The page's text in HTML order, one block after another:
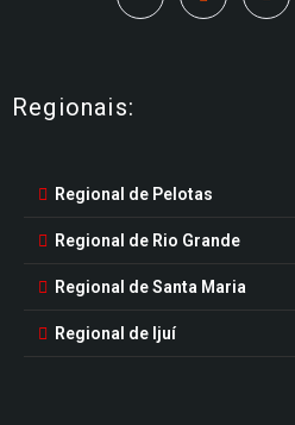
Regionais:
Regional de Pelotas
Regional de Rio Grande
Regional de Santa Maria
Regional de Ijuí